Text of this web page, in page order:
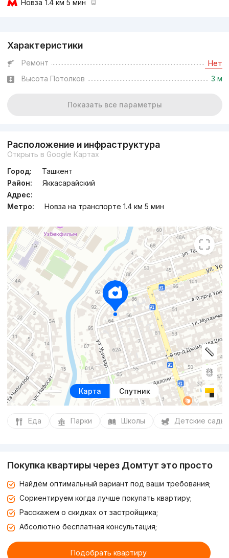
Новза 1.4 км 5 мин
Характеристики
Ремонт Нет
Высота Потолков 3 м
Показать все параметры
Расположение и инфраструктура
Открыть в Google Картах
Город:
Ташкент
Район:
Яккасарайский
Адрес:
Метро:
Новза на транспорте 1.4 км 5 мин
Карта Спутник
Еда Парки Школы Детские сады
Покупка квартиры через Домтут это просто
Найдём оптимальный вариант под ваши требования;
Сориентируем когда лучше покупать квартиру;
Расскажем о скидках от застройщика;
Абсолютно бесплатная консультация;
Подобрать квартиру